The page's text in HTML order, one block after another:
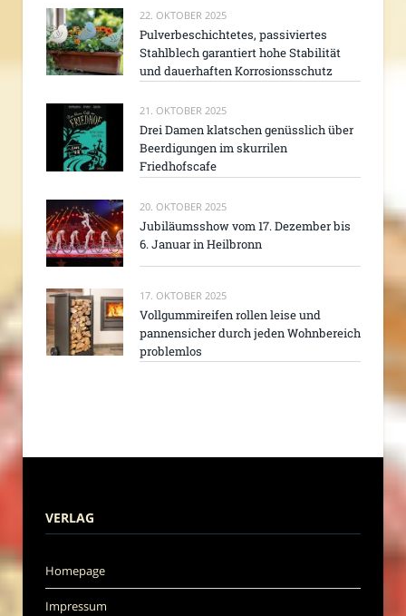
22. OKTOBER 2025
Pulverbeschichtetes, passiviertes
Stahlblech garantiert hohe Stabilität
und dauerhaften Korrosionsschutz
21. OKTOBER 2025
Drei Damen klatschen genüsslich über
Beerdigungen im skurrilen
Friedhofscafe
20. OKTOBER 2025
Jubiläumsshow vom 17. Dezember bis
6. Januar in Heilbronn
17. OKTOBER 2025
Vollgummireifen rollen leise und
pannensicher durch jeden Wohnbereich
problemlos
VERLAG
Homepage
Impressum